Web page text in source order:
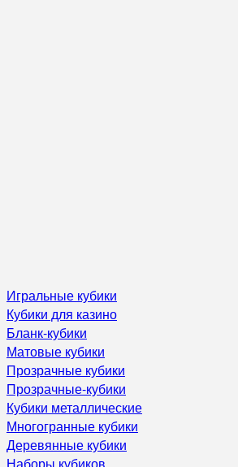
Игральные кубики
Кубики для казино
Бланк-кубики
Матовые кубики
Прозрачные кубики
Прозрачные-кубики
Кубики металлические
Многогранные кубики
Деревянные кубики